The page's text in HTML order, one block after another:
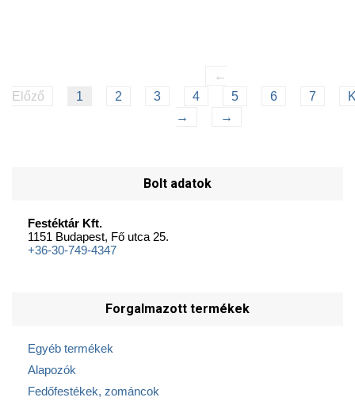
←
Előző
1 2 3 4 5 6 7
→
→
Bolt adatok
Festéktár Kft.
1151 Budapest, Fő utca 25.
+36-30-749-4347
Forgalmazott termékek
Egyéb termékek
Alapozók
Fedőfestékek, zománcok